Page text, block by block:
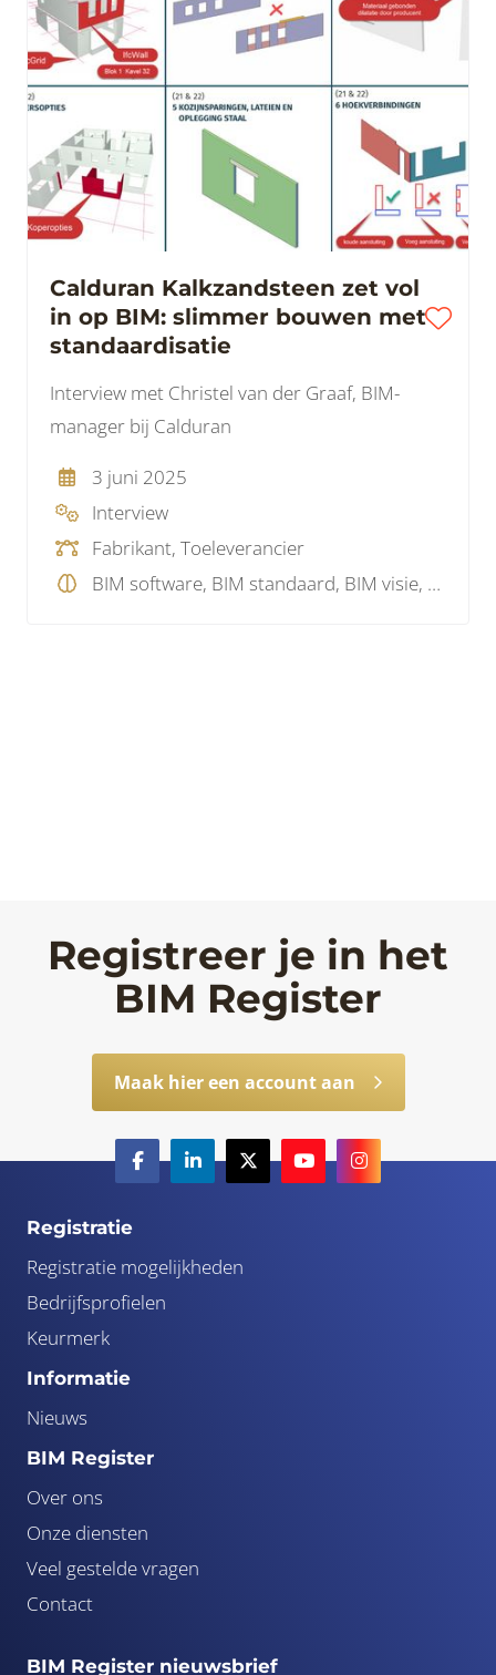
Calduran Kalkzandsteen zet vol
in op BIM: slimmer bouwen met
standaardisatie
Interview met Christel van der Graaf, BIM-
manager bij Calduran
3 juni 2025
Interview
Fabrikant, Toeleverancier
BIM software, BIM standaard, BIM visie, Data, Model checking, Projectmanagement
Registreer je in het
BIM Register
Maak hier een account aan
Registratie
Registratie mogelijkheden
Bedrijfsprofielen
Keurmerk
Informatie
Nieuws
BIM Register
Over ons
Onze diensten
Veel gestelde vragen
Contact
BIM Register nieuwsbrief